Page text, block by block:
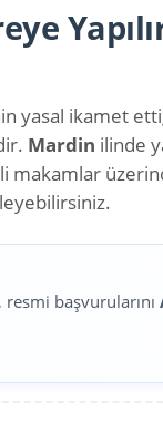
yasal ikamet
Mardin ilinde
makamlar
başvurularını